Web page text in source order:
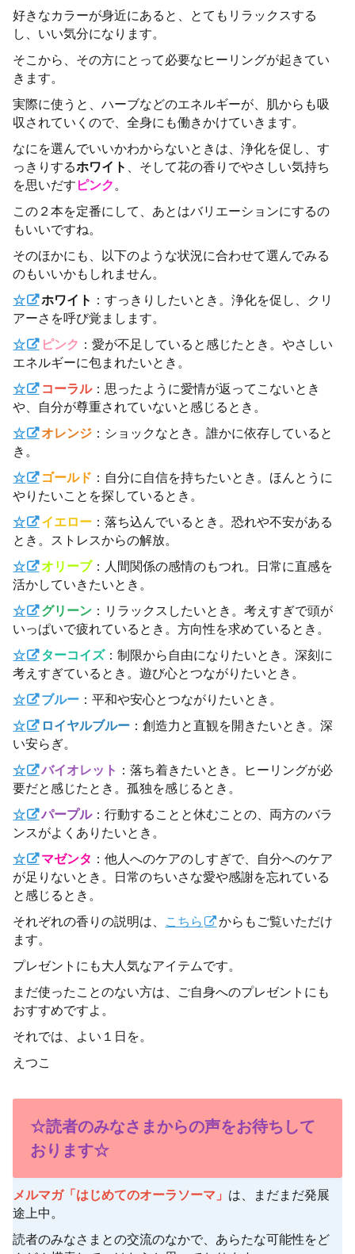
好きなカラーが身近にあると、とてもリラックスする
し、いい気分になります。
そこから、その方にとって必要なヒーリングが起きてい
きます。
実際に使うと、ハーブなどのエネルギーが、肌からも吸
収されていくので、全身にも働きかけていきます。
なにを選んでいいかわからないときは、浄化を促し、す
っきりするホワイト
、そして花の香りでやさしい気持ち
を思いだす ピンク 。
この２本を定番にして、あとはバリエーションにするの
もいいですね。
そのほかにも、以下のような状況に合わせて選んでみる
のもいいかもしれません。
☆
ホワイト ：すっきりしたいとき。浄化を促し、クリ
アーさを呼び覚まします。
☆
ピンク ：愛が不足していると感じたとき。やさしい
エネルギーに包まれたいとき。
☆
コーラル：思ったように愛情が返ってこないとき
や、自分が尊重されていないと感じるとき。
☆
オレンジ ：ショックなとき。誰かに依存していると
き。
☆
ゴールド ：自分に自信を持ちたいとき。ほんとうに
やりたいことを探しているとき。
☆
イエロー ：落ち込んでいるとき。恐れや不安がある
とき。ストレスからの解放。
☆
オリーブ：人間関係の感情のもつれ。日常に直感を
活かしていきたいとき。
☆
グリーン ：リラックスしたいとき。考えすぎで頭が
いっぱいで疲れているとき。方向性を求めているとき。
☆
ターコイズ：制限から自由になりたいとき。深刻に
考えすぎているとき。遊び心とつながりたいとき。
☆
ブルー ：平和や安心とつながりたいとき。
☆
ロイヤルブルー ：創造力と直観を開きたいとき。深
い安らぎ。
☆
バイオレット ：落ち着きたいとき。ヒーリングが必
要だと感じたとき。孤独を感じるとき。
☆
パープル：行動することと休むことの、両方のバラ
ンスがよくありたいとき。
☆
マゼンタ ：他人へのケアのしすぎで、自分へのケア
が足りないとき。日常のちいさな愛や感謝を忘れている
と感じるとき。
それぞれの香りの説明は、 こちら
からもご覧いただけ
ます。
プレゼントにも大人気なアイテムです。
まだ使ったことのない方は、ご自身へのプレゼントにも
おすすめですよ。
それでは、よい１日を。
えつこ
☆読者のみなさまからの声をお待ちして
おります☆
メルマガ「はじめてのオーラソーマ」 は、まだまだ発展
途上中。
読者のみなさまとの交流のなかで、あらたな可能性をど